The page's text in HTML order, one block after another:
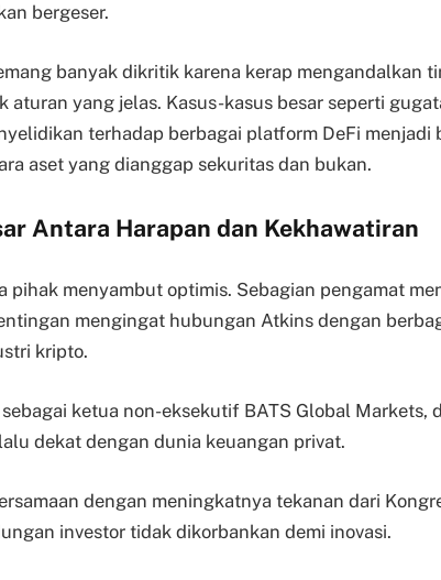
bergeser.
banyak dikritik karena kerap mengandalkan
aturan yang jelas. Kasus-kasus besar seperti
terhadap berbagai platform DeFi menjadi
aset yang dianggap sekuritas dan bukan.
Antara Harapan dan Kekhawatiran
pihak menyambut optimis. Sebagian pengamat
mengingat hubungan Atkins dengan
kripto.
ketua non-eksekutif BATS Global Markets,
dekat dengan dunia keuangan privat.
dengan meningkatnya tekanan dari
investor tidak dikorbankan demi inovasi.